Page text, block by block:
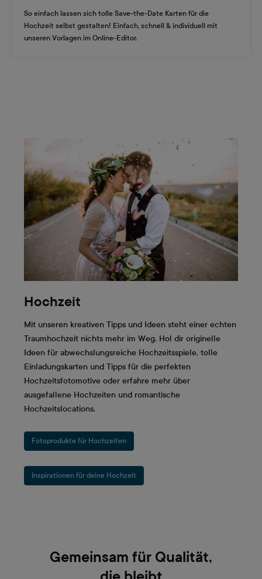
So einfach lassen sich tolle Save-the-Date Karten für die
Hochzeit selbst gestalten! Einfach, schnell & individuell mit
unseren Vorlagen im Online-Editor.
Hochzeit
Mit unseren kreativen Tipps und Ideen steht einer echten
Traumhochzeit nichts mehr im Weg. Hol dir originelle
Ideen für abwechslungsreiche Hochzeitsspiele, tolle
Einladungskarten und Tipps für die perfekten
Hochzeitsfotomotive oder erfahre mehr über
ausgefallene Hochzeiten und romantische
Hochzeitslocations.
Fotoprodukte für Hochzeiten
Inspirationen für deine Hochzeit
Gemeinsam für Qualität,